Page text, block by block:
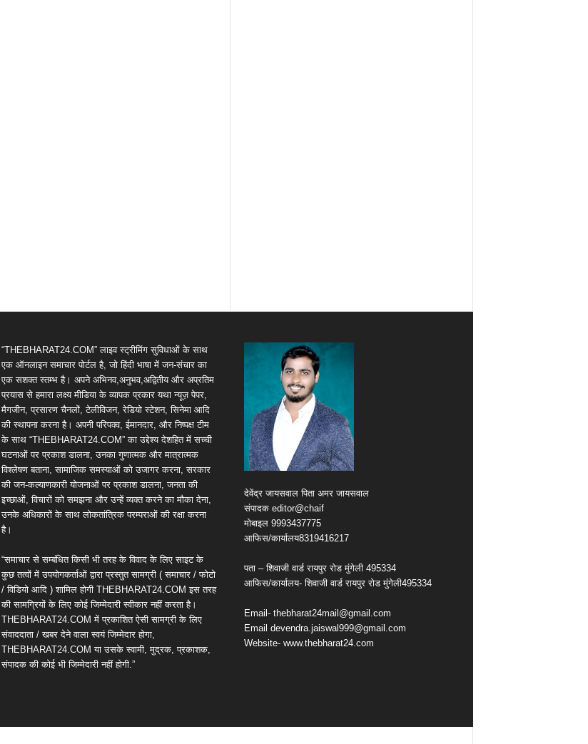
“THEBHARAT24.COM” लाइव स्ट्रीमिंग सुविधाओं के साथ
एक ऑनलाइन समाचार पोर्टल है, जो हिंदी भाषा में जन-संचार का
एक सशक्त स्तम्भ है। अपने अभिनव,अनुभव,अद्वितीय और अप्रतिम
प्रयास से हमारा लक्ष्य मीडिया के व्यापक प्रकार यथा न्यूज़ पेपर,
मैगजीन, प्रसारण चैनलों, टेलीविजन, रेडियो स्टेशन, सिनेमा आदि
की स्थापना करना है। अपनी परिपक्व, ईमानदार, और निष्पक्ष टीम
के साथ “THEBHARAT24.COM” का उद्देश्य देशहित में सच्ची
घटनाओं पर प्रकाश डालना, उनका गुणात्मक और मात्रात्मक
विश्लेषण बताना, सामाजिक समस्याओं को उजागर करना, सरकार
की जन-कल्याणकारी योजनाओं पर प्रकाश डालना, जनता की
इच्छाओं, विचारों को समझना और उन्हें व्यक्त करने का मौका देना,
उनके अधिकारों के साथ लोकतांत्रिक परम्पराओं की रक्षा करना
है।
“समाचार से सम्बंधित किसी भी तरह के विवाद के लिए साइट के
कुछ तत्वों में उपयोगकर्ताओं द्वारा प्रस्तुत सामग्री ( समाचार / फोटो
/ विडियो आदि ) शामिल होगी THEBHARAT24.COM इस तरह
की सामग्रियों के लिए कोई जिम्मेदारी स्वीकार नहीं करता है।
THEBHARAT24.COM में प्रकाशित ऐसी सामग्री के लिए
संवाददाता / खबर देने वाला स्वयं जिम्मेदार होगा,
THEBHARAT24.COM या उसके स्वामी, मुद्रक, प्रकाशक,
संपादक की कोई भी जिम्मेदारी नहीं होगी.”
देवेंद्र जायसवाल पिता अमर जायसवाल
संपादक editor@chaif
मोबाइल 9993437775
आफिस/कार्यालय8319416217
पता – शिवाजी वार्ड रायपुर रोड मुंगेली 495334
आफिस/कार्यालय- शिवाजी वार्ड रायपुर रोड मुंगेली495334
Email- thebharat24mail@gmail.com
Email devendra.jaiswal999@gmail.com
Website- www.thebharat24.com